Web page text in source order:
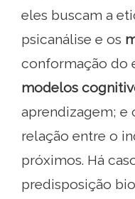
eles buscam a
psicanálise e os
conformação do
modelos
aprendizagem; e
relação entre o
próximos. Há
predisposição